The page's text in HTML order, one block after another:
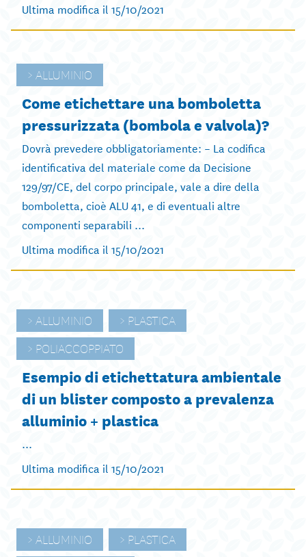
Ultima modifica il 15/10/2021
ALLUMINIO
Come etichettare una bomboletta
pressurizzata (bombola e valvola)?
Dovrà prevedere obbligatoriamente: – La codifica
identificativa del materiale come da Decisione
129/97/CE, del corpo principale, vale a dire della
bomboletta, cioè ALU 41, e di eventuali altre
componenti separabili ...
Ultima modifica il 15/10/2021
ALLUMINIO
PLASTICA
POLIACCOPPIATO
Esempio di etichettatura ambientale
di un blister composto a prevalenza
alluminio + plastica
...
Ultima modifica il 15/10/2021
ALLUMINIO
PLASTICA